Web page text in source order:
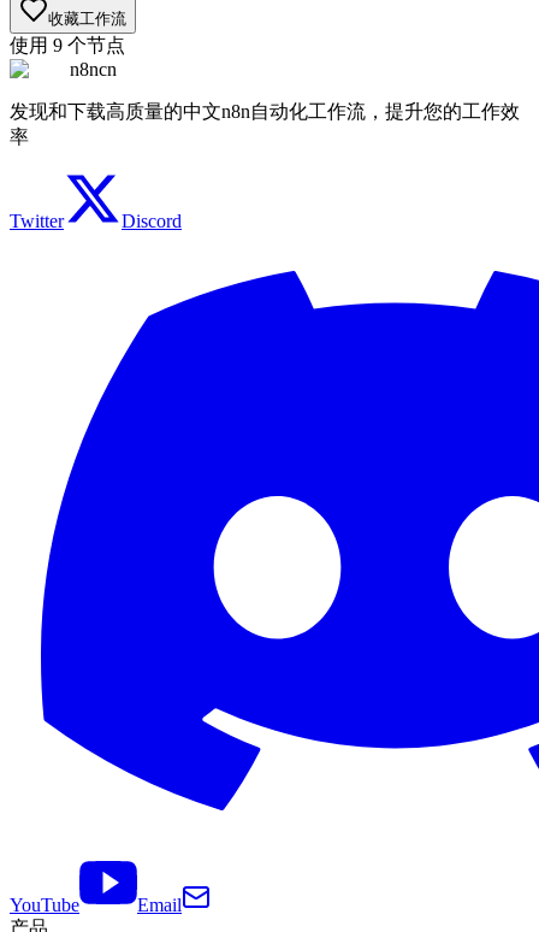
收藏工作流
使用 9 个节点
n8ncn
发现和下载高质量的中文n8n自动化工作流，提升您的工作效
率
Twitter Discord
YouTube
Email
产品